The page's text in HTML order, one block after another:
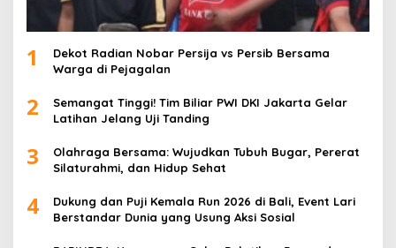
1
Dekot Radian Nobar Persija vs Persib Bersama
Warga di Pejagalan
2
Semangat Tinggi! Tim Biliar PWI DKI Jakarta Gelar
Latihan Jelang Uji Tanding
3
Olahraga Bersama: Wujudkan Tubuh Bugar, Pererat
Silaturahmi, dan Hidup Sehat
4
Dukung dan Puji Kemala Run 2026 di Bali, Event Lari
Berstandar Dunia yang Usung Aksi Sosial